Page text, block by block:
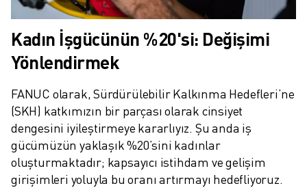
Kadın İşgücünün %20'si: Değişimi
Yönlendirmek
FANUC olarak, Sürdürülebilir Kalkınma Hedefleri’ne
(SKH) katkımızın bir parçası olarak cinsiyet
dengesini iyileştirmeye kararlıyız. Şu anda iş
gücümüzün yaklaşık %20’sini kadınlar
oluşturmaktadır; kapsayıcı istihdam ve gelişim
girişimleri yoluyla bu oranı artırmayı hedefliyoruz.